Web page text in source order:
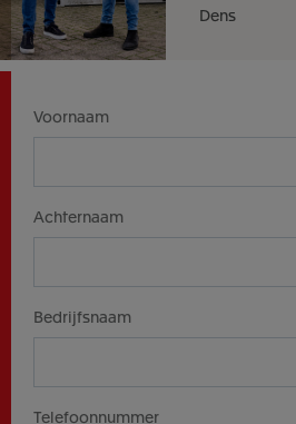
Dens
Voornaam
Achternaam
Bedrijfsnaam
Telefoonnummer